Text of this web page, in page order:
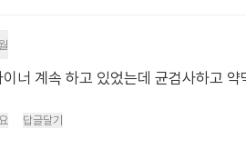
너 계속 하고 있었는데 균검사하고 약
답글달기